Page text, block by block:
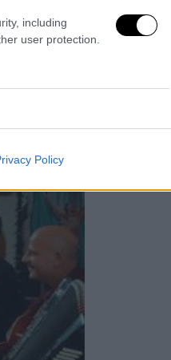
including
user protection.
Policy
χαρίζει